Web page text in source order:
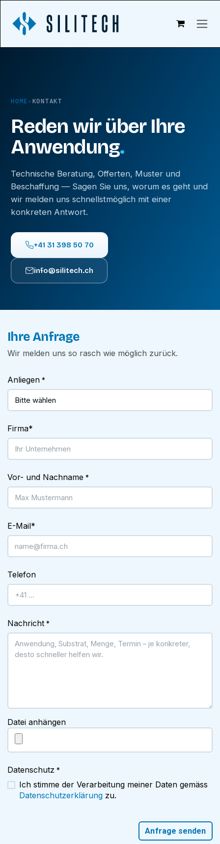
HOME › KONTAKT
Reden wir über Ihre
Anwendung.
Technische Beratung, Offerten, Muster und
Beschaffung — Sagen Sie uns, worum es geht und
wir melden uns schnellstmöglich mit einer
konkreten Antwort.
+41 31 398 50 70
info@silitech.ch
Ihre Anfrage
Wir melden uns so rasch wie möglich zurück.
Anliegen *
Firma*
Vor- und Nachname *
E-Mail*
Telefon
Nachricht *
Datei anhängen
Datenschutz *
Ich stimme der Verarbeitung meiner Daten gemäss
Datenschutzerklärung zu.
Anfrage senden